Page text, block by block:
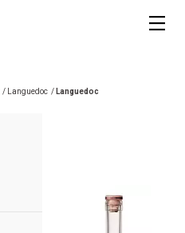
/ Languedoc / Languedoc